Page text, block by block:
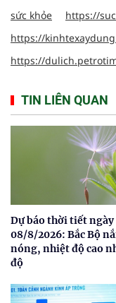
sức khỏe
https://
https://
https://
TIN LIÊN QUAN
Dự báo thời tiết ngày
08/8/2026: Bắc Bộ
nóng, nhiệt độ cao
độ